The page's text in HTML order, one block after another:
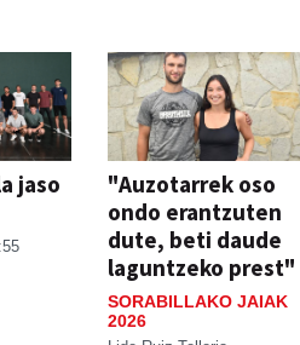
jaso
"Auzotarrek oso
ondo erantzuten
dute, beti daude
laguntzeko prest"
SORABILLAKO JAIAK
2026